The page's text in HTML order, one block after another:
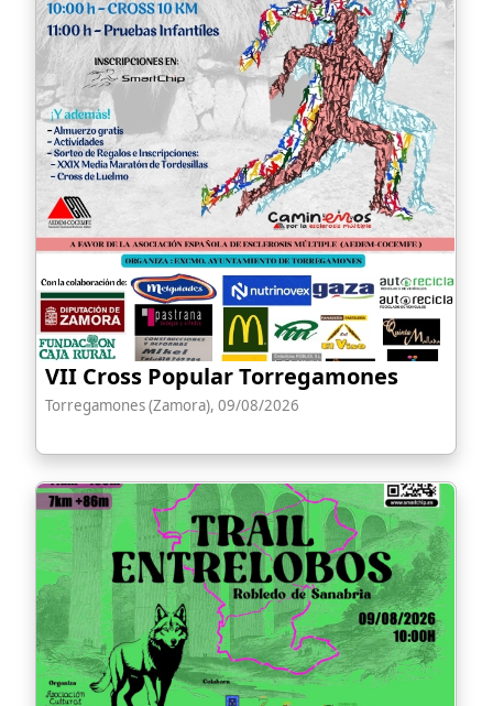
VII Cross Popular Torregamones
Torregamones (Zamora), 09/08/2026